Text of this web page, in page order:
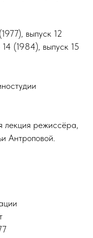
выпуск 12
(1984), выпуск 15
лекция режиссёра,
Антроповой.